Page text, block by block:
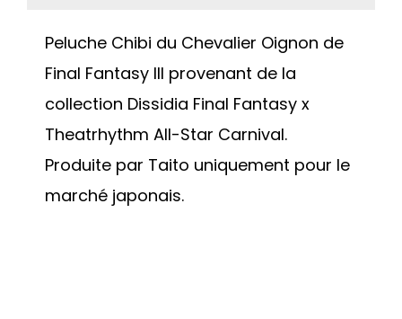
Peluche Chibi du Chevalier Oignon de
Final Fantasy III provenant de la
collection Dissidia Final Fantasy x
Theatrhythm All-Star Carnival.
Produite par Taito uniquement pour le
marché japonais.